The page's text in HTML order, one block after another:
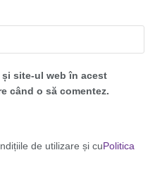
și site-ul web în acest
când o să comentez.
de utilizare și cuPolitica